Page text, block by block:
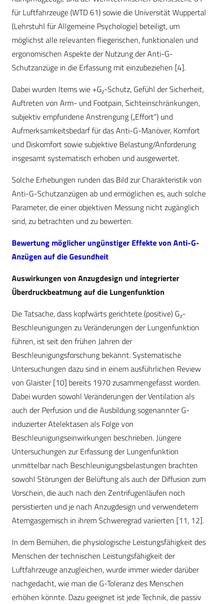
für Luftfahrzeuge (WTD 61) sowie die Universität Wuppertal
(Lehrstuhl für Allgemeine Psychologie) beteiligt, um
möglichst alle relevanten fliegerischen, funktionalen und
ergonomischen Aspekte der Nutzung der Anti-G-
Schutzanzüge in die Erfassung mit einzubeziehen [4].
Dabei wurden Items wie +Gz-Schutz, Gefühl der Sicherheit,
Auftreten von Arm- und Footpain, Sichteinschränkungen,
subjektiv empfundene Anstrengung („Effort“) und
Aufmerksamkeitsbedarf für das Anti-G-Manöver, Komfort
und Diskomfort sowie subjektive Belastung/Anforderung
insgesamt systematisch erhoben und ausgewertet.
Solche Erhebungen runden das Bild zur Charakteristik von
Anti-G-Schutzanzügen ab und ermöglichen es, auch solche
Parameter, die einer objektiven Messung nicht zugänglich
sind, zu betrachten und zu bewerten.
Bewertung möglicher ungünstiger Effekte von Anti-G-
Anzügen auf die Gesundheit
Auswirkungen von Anzugdesign und integrierter
Überdruckbeatmung auf die Lungenfunktion
Die Tatsache, dass kopfwärts gerichtete (positive) Gz-
Beschleunigungen zu Veränderungen der Lungenfunktion
führen, ist seit den frühen Jahren der
Beschleunigungsforschung bekannt. Systematische
Untersuchungen dazu sind in einem ausführlichen Review
von Glaister [10] bereits 1970 zusammengefasst worden.
Dabei wurden sowohl Veränderungen der Ventilation als
auch der Perfusion und die Ausbildung sogenannter G-
induzierter Atelektasen als Folge von
Beschleunigungseinwirkungen beschrieben. Jüngere
Untersuchungen zur Erfassung der Lungenfunktion
unmittelbar nach Beschleunigungsbelastungen brachten
sowohl Störungen der Belüftung als auch der Diffusion zum
Vorschein, die auch nach den Zentrifugenläufen noch
persistierten und je nach Anzugdesign und verwendetem
Atemgasgemisch in ihrem Schweregrad variierten [11, 12].
In dem Bemühen, die physiologische Leistungsfähigkeit des
Menschen der technischen Leistungsfähigkeit der
Luftfahrzeuge anzugleichen, wurde immer wieder darüber
nachgedacht, wie man die G-Toleranz des Menschen
erhöhen könnte. Dazu geeignet ist jede Technik, die passiv